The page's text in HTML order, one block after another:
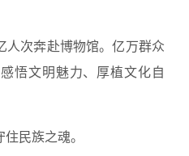
次奔赴博物馆。亿万群众
悟文明魅力、厚植文化自
民族之魂。